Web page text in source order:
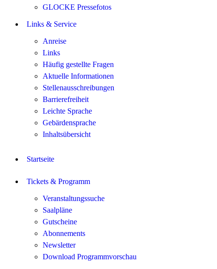
GLOCKE Pressefotos
Links & Service
Anreise
Links
Häufig gestellte Fragen
Aktuelle Informationen
Stellenausschreibungen
Barrierefreiheit
Leichte Sprache
Gebärdensprache
Inhaltsübersicht
Startseite
Tickets & Programm
Veranstaltungssuche
Saalpläne
Gutscheine
Abonnements
Newsletter
Download Programmvorschau